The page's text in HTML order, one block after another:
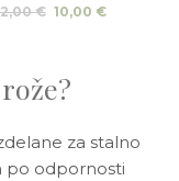
€ Izvirna
cena
10,00 €Trenutna
za stalno
po odpornosti